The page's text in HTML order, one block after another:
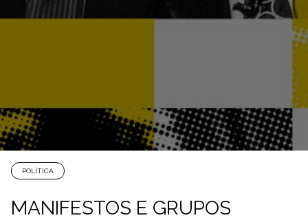
POLÍTICA
MANIFESTOS E GRUPOS